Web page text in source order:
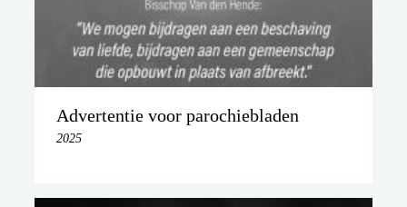
Advertentie voor parochiebladen
2025